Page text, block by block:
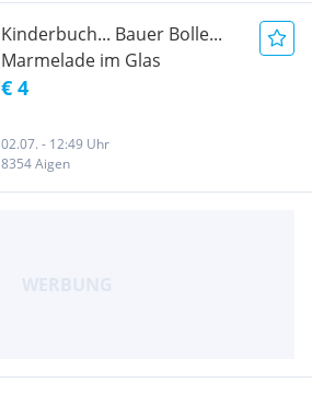
Kinderbuch... Bauer Bolle...
Marmelade im Glas
€ 4
02.07. - 12:49 Uhr
8354 Aigen